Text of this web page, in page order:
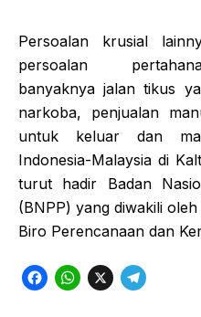
Persoalan krusial
persoalan
banyaknya jalan tikus
narkoba, penjualan
untuk keluar dan
Indonesia-Malaysia di
turut hadir Badan
(BNPP) yang diwakili
Biro Perencanaan dan
F
W
X
T